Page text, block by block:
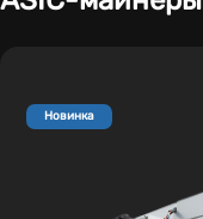
Новинка